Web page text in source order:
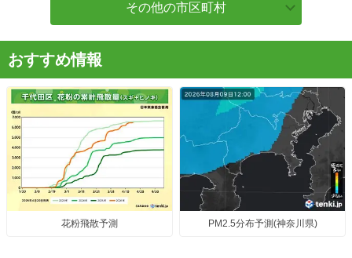
その他の市区町村
おすすめ情報
花粉飛散予測 PM2.5分布予測(神奈川県)